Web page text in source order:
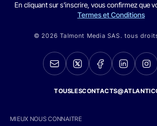
En cliquant sur s'inscrire, vous confirmez que
Termes et Conditions
© 2026 Talmont Media SAS. tous
MIEUX NOUS CONNAITRE